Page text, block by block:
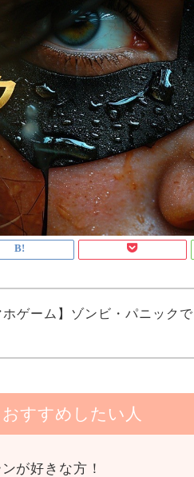
ゲーム】ゾンビ・パニックで
すすめしたい人
が好きな方！